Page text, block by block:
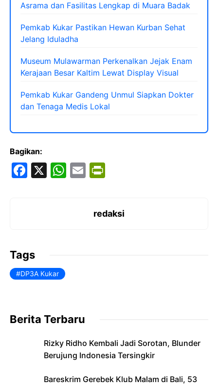
Asrama dan Fasilitas Lengkap di Muara Badak
Pemkab Kukar Pastikan Hewan Kurban Sehat
Jelang Iduladha
Museum Mulawarman Perkenalkan Jejak Enam
Kerajaan Besar Kaltim Lewat Display Visual
Pemkab Kukar Gandeng Unmul Siapkan Dokter
dan Tenaga Medis Lokal
Bagikan:
F
o
o
k
X
W E
ri
redaksi
Tags
DP3A Kukar
Berita Terbaru
Rizky Ridho Kembali Jadi Sorotan, Blunder
Berujung Indonesia Tersingkir
Bareskrim Gerebek Klub Malam di Bali, 53